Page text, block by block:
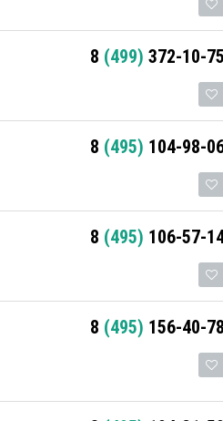
8 (499) 372-10-75
8 (495) 104-98-
8 (495) 106-57-
8 (495) 156-40-78